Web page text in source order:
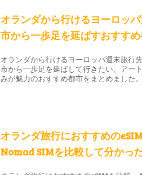
オランダから行けるヨーロッ
市から一歩足を延ばすおすす
オランダから行けるヨーロッパ週末旅行
市から一歩足を延ばして行きたい、アー
みが魅力のおすすめ都市をまとめました。
オランダ旅行におすすめの
Nomad SIMを比較して分かっ